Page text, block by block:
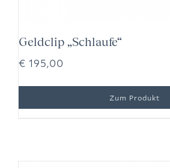
Geldclip „Schlaufe“
€ 195,00